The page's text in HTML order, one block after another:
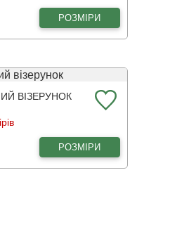
листя РОЗМІРИ
ВІЗЕРУНОК
РОЗМІРИ